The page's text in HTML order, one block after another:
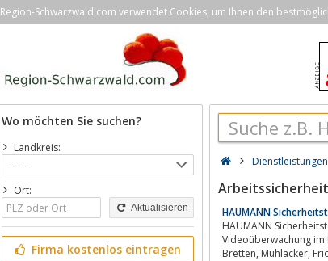
Region-Schwarzwald.com verwendet Cookies, um Ihnen den
Wo möchten Sie suchen?
Landkreis:
Ort:
Aktualisieren
Firma kostenlos eintragen
Dienstleistungen
HAUMANN
HAUMANN Sicherheitstechnik GmbH, Einbruchmeldeanlagen,
Videoüberwachung im Raum Böblingen-
Bretten,